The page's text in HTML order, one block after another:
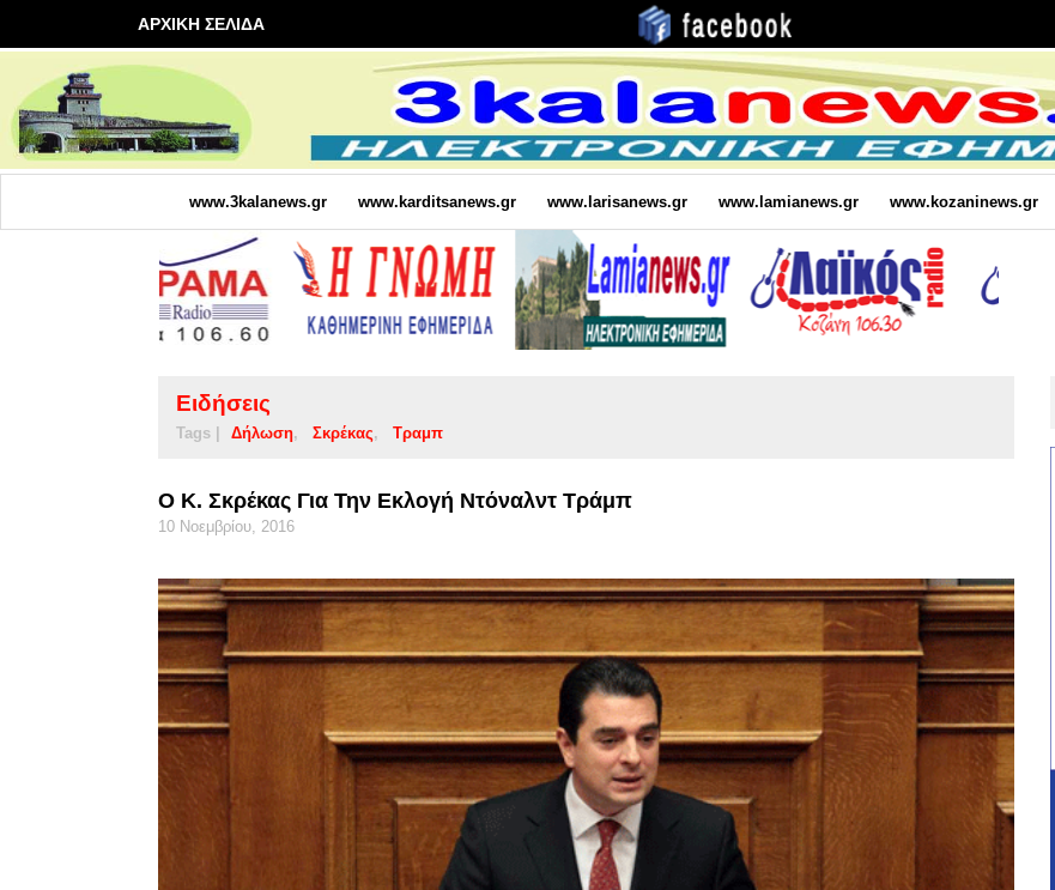
ΑΡΧΙΚΗ ΣΕΛΙΔΑ
www.3kalanews.gr www.karditsanews.gr www.larisanews.gr www.lamianews.gr www.kozaninews.gr
Ειδήσεις
Tags | Δήλωση Σκρέκας Τραμπ
Ο Κ. Σκρέκας Για Την Εκλογή Ντόναλντ Τράμπ
10 Νοεμβρίου, 2016
: